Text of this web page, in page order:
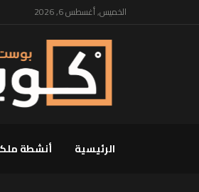
الخميس, أغسطس 6, 2026
الرئيسية أنشطة